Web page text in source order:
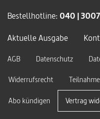
Bestellhotline: 040 |
Aktuelle Ausgabe
AGB Datenschutz
Widerrufsrecht
Abo kündigen Vertrag